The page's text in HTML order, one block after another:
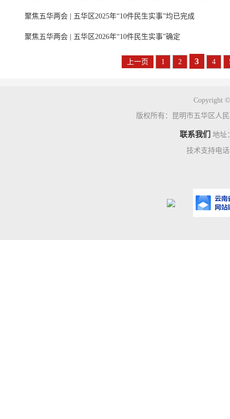
聚焦五华两会 | 五华区2025年“10件民生实事”均已完成
聚焦五华两会 | 五华区2026年“10件民生实事”确定
上一页 1 2 3 4
Copyright
版权所有：昆明市五华区人
联系我们 地址
技术支持电